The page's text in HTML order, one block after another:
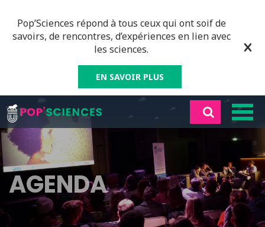
Pop’Sciences répond à tous ceux qui ont soif de
savoirs, de rencontres, d’expériences en lien avec
les sciences.
EN SAVOIR PLUS
AGENDA